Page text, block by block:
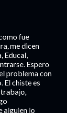
fue
me dicen
Educal,
Espero
problema con
El chiste es
alguien lo